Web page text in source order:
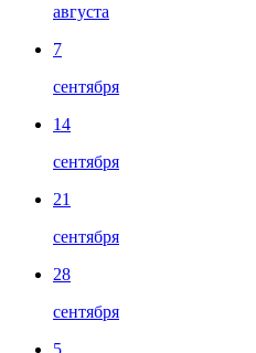
августа
7
сентября
14
сентября
21
сентября
28
сентября
5